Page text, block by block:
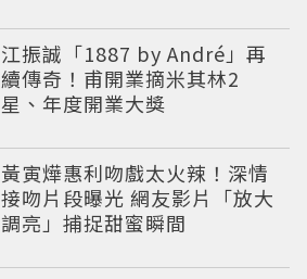
江振誠「1887 by André」再
續傳奇！甫開業摘米其林2
星、年度開業大獎
黃寅燁惠利吻戲太火辣！深情
接吻片段曝光 網友影片「放大
調亮」捕捉甜蜜瞬間